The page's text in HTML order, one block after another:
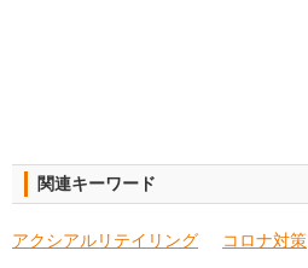
関連キーワード
アクシアルリテイリング コロナ対策